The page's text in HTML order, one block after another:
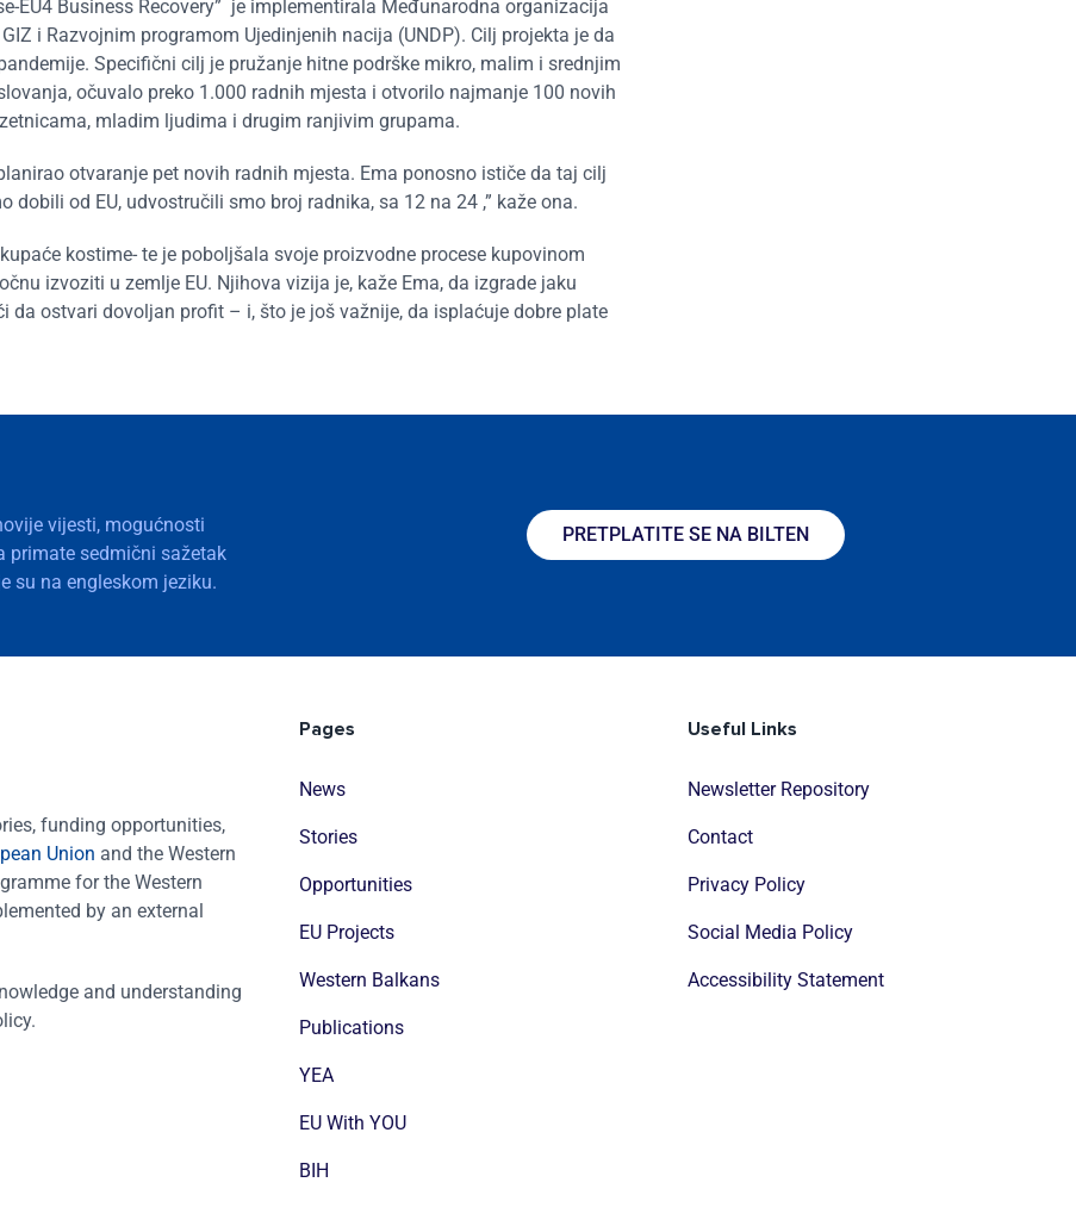
EU4 Business Recovery” je implementirala Međunarodna organizacija
i Razvojnim programom Ujedinjenih nacija (UNDP). Cilj projekta je da
Specifični cilj je pružanje hitne podrške mikro, malim i srednjim
očuvalo preko 1.000 radnih mjesta i otvorilo najmanje 100 novih
mladim ljudima i drugim ranjivim grupama.
otvaranje pet novih radnih mjesta. Ema ponosno ističe da taj cilj
od EU, udvostručili smo broj radnika, sa 12 na 24 ,” kaže ona.
kostime- te je poboljšala svoje proizvodne procese kupovinom
izvoziti u zemlje EU. Njihova vizija je, kaže Ema, da izgrade jaku
da ostvari dovoljan profit – i, što je još važnije, da isplaćuje dobre plate
vijesti, mogućnosti
primate sedmični sažetak
su na engleskom jeziku.
PRETPLATITE SE NA BILTEN
funding opportunities,
Union and the Western
for the Western
by an external
and understanding
Pages
News
Stories
Opportunities
EU Projects
Western Balkans
Publications
YEA
EU With YOU
BIH
Useful Links
Newsletter Repository
Contact
Privacy Policy
Social Media Policy
Accessibility Statement